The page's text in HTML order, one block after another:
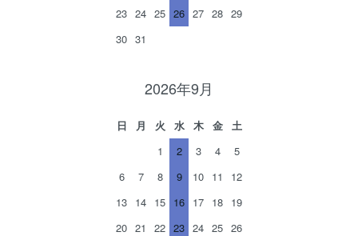
23 24 25 26 27 28 29
30 31
2026年9月
日 月 火 水 木 金
土
1
2 3 4
5
6
7 8 9 10 11
12
13 14 15 16 17 18 19
20 21 22 23 24 25 26